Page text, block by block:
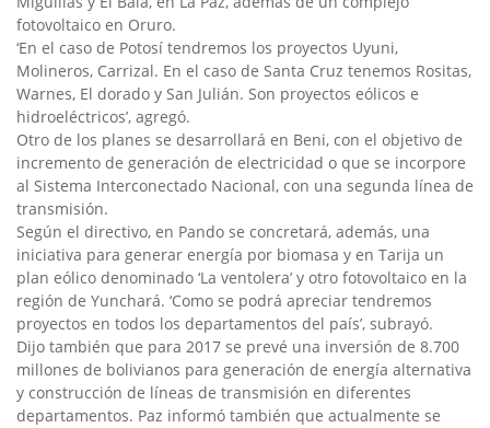
fotovoltaico en Oruro.
‘En el caso de Potosí tendremos los proyectos Uyuni,
Molineros, Carrizal. En el caso de Santa Cruz tenemos Rositas,
Warnes, El dorado y San Julián. Son proyectos eólicos e
hidroeléctricos’, agregó.
Otro de los planes se desarrollará en Beni, con el objetivo de
incremento de generación de electricidad o que se incorpore
al Sistema Interconectado Nacional, con una segunda línea de
transmisión.
Según el directivo, en Pando se concretará, además, una
iniciativa para generar energía por biomasa y en Tarija un
plan eólico denominado ‘La ventolera’ y otro fotovoltaico en la
región de Yunchará. ‘Como se podrá apreciar tendremos
proyectos en todos los departamentos del país’, subrayó.
Dijo también que para 2017 se prevé una inversión de 8.700
millones de bolivianos para generación de energía alternativa
y construcción de líneas de transmisión en diferentes
departamentos. Paz informó también que actualmente se